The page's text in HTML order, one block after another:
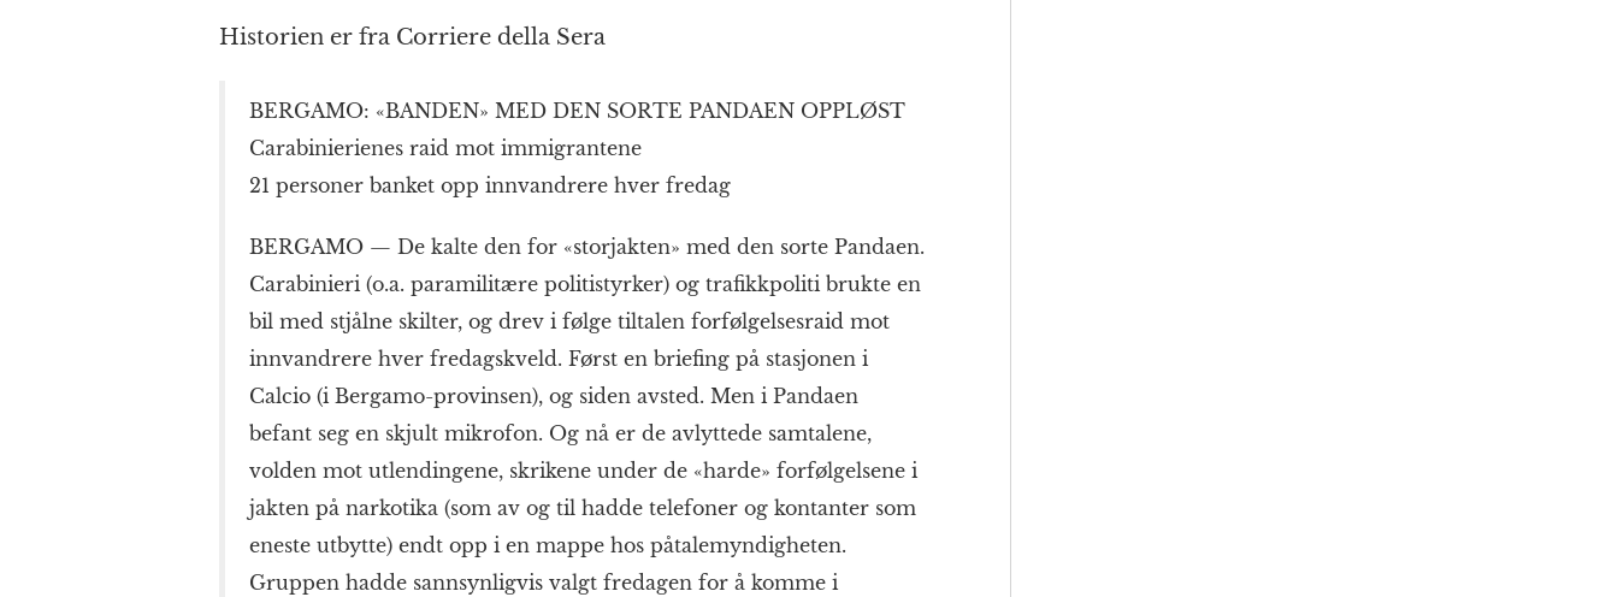
Historien er fra Corriere della Sera
BERGAMO: «BANDEN» MED DEN SORTE PANDAEN OPPLØST
Carabinierienes raid mot immigrantene
21 personer banket opp innvandrere hver fredag
BERGAMO — De kalte den for «storjakten» med den sorte Pandaen.
Carabinieri (o.a. paramilitære politistyrker) og trafikkpoliti brukte en
bil med stjålne skilter, og drev i følge tiltalen forfølgelsesraid mot
innvandrere hver fredagskveld. Først en briefing på stasjonen i
Calcio (i Bergamo-provinsen), og siden avsted. Men i Pandaen
befant seg en skjult mikrofon. Og nå er de avlyttede samtalene,
volden mot utlendingene, skrikene under de «harde» forfølgelsene i
jakten på narkotika (som av og til hadde telefoner og kontanter som
eneste utbytte) endt opp i en mappe hos påtalemyndigheten.
Gruppen hadde sannsynligvis valgt fredagen for å komme i